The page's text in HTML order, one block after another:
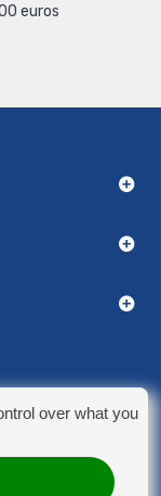
euros
over what you